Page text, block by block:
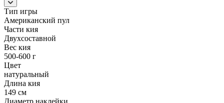
Тип игры
Американский пул
Части кия
Двухсоставной
Вес кия
500-600 г
Цвет
натуральный
Длина кия
149 см
Диаметр наклейки